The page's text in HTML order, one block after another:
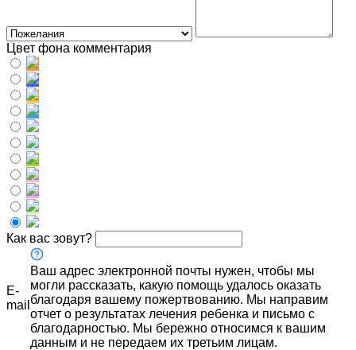
Цвет фона комментария
Как вас зовут?
E-
mail
Ваш адрес электронной почты нужен, чтобы мы
могли рассказать, какую помощь удалось оказать
благодаря вашему пожертвованию. Мы направим
отчет о результатах лечения ребенка и письмо с
благодарностью. Мы бережно относимся к вашим
данным и не передаем их третьим лицам.